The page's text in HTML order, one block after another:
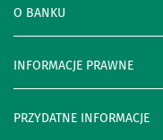
O BANKU
INFORMACJE PRAWNE
PRZYDATNE INFORMACJE